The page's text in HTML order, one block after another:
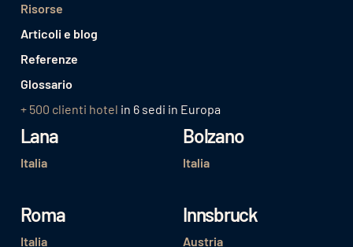
Risorse
Articoli e blog
Referenze
Glossario
+ 500 clienti hotel in 6 sedi in Europa
Lana
Italia
Bolzano
Italia
Roma
Italia
Innsbruck
Austria